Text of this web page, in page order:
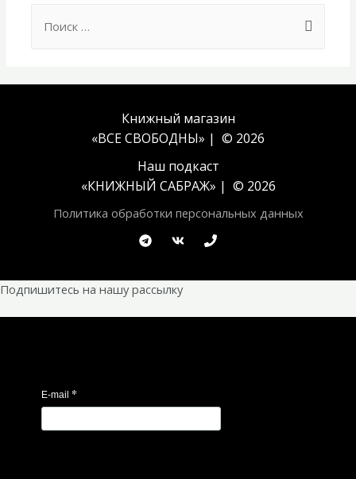
for:
Книжный магазин
«ВСЕ СВОБОДНЫ» | © 2026
Наш подкаст
«КНИЖНЫЙ САБРАЖ» | © 2026
Политика обработки персональных данных
Подпишитесь на нашу рассылку
E-mail *